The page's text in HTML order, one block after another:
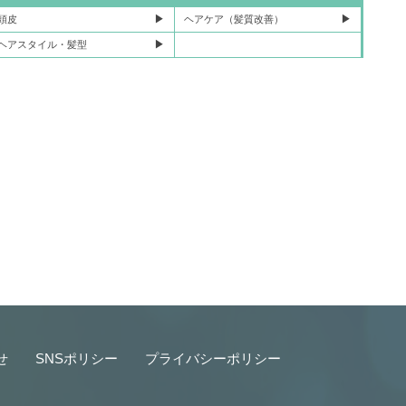
皮 ヘアケア（髪質改善）
アスタイル・髪型
SNSポリシー プライバシーポリシー